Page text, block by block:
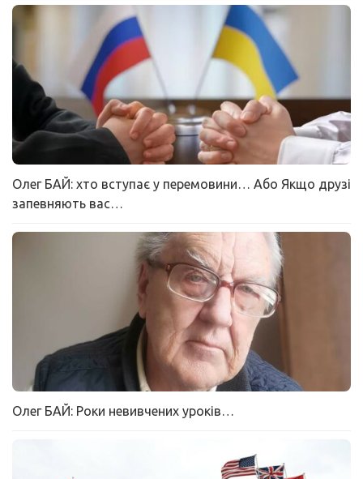
Олег БАЙ: хто вступає у перемовини… Або Якщо друзі
запевняють вас…
Олег БАЙ: Роки невивчених уроків…